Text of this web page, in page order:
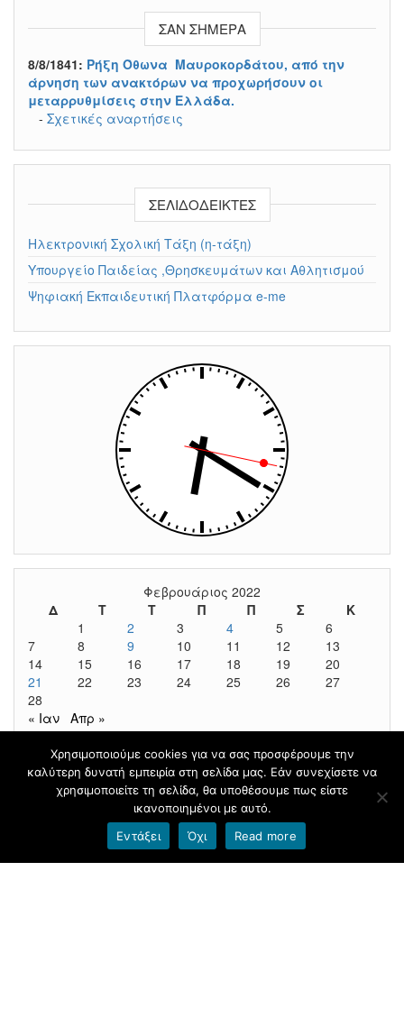
ΣΑΝ ΣΉΜΕΡΑ
8/8/1841: Ρήξη Όθωνα  Μαυροκορδάτου, από την
άρνηση των ανακτόρων να προχωρήσουν οι
μεταρρυθμίσεις στην Ελλάδα.
- Σχετικές αναρτήσεις
ΣΕΛΙΔΟΔΕΊΚΤΕΣ
Ηλεκτρονική Σχολική Τάξη (η-τάξη)
Υπουργείο Παιδείας ,Θρησκευμάτων και Αθλητισμού
Ψηφιακή Εκπαιδευτική Πλατφόρμα e-me
Φεβρουάριος 2022
Δ
Τ Τ Π Π Σ
Κ
1
2 3 4 5
6
7
8 9 10 11 12
13
14
15 16 17 18 19
20
21
22 23 24 25 26
27
28
« Ιαν Απρ »
Φιλοξενείται στοblogs.sch.gr |Θέμα βασισμένο στο
Head Blog
Όροι χρήσης blogs.sch.gr|Δήλωση προσβασιμότητας
Χρησιμοποιούμε cookies για να σας προσφέρουμε την
καλύτερη δυνατή εμπειρία στη σελίδα μας. Εάν συνεχίσετε να
χρησιμοποιείτε τη σελίδα, θα υποθέσουμε πως είστε
ικανοποιημένοι με αυτό.
Εντάξει
Όχι Read more